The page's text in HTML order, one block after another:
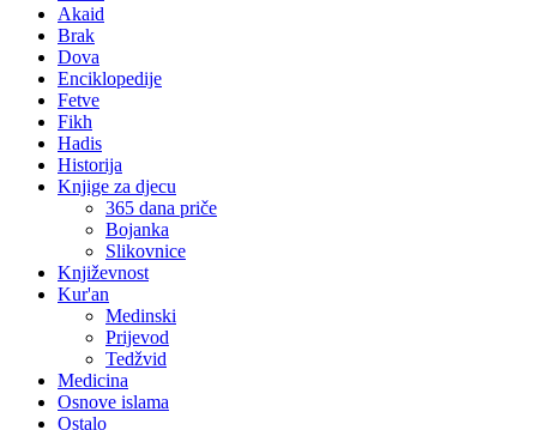
Akaid
Brak
Dova
Enciklopedije
Fetve
Fikh
Hadis
Historija
Knjige za djecu
365 dana priče
Bojanka
Slikovnice
Književnost
Kur'an
Medinski
Prijevod
Tedžvid
Medicina
Osnove islama
Ostalo